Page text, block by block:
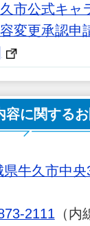
久市公式キャ
変更承認申
容に関する
県牛久市中
2111 （内